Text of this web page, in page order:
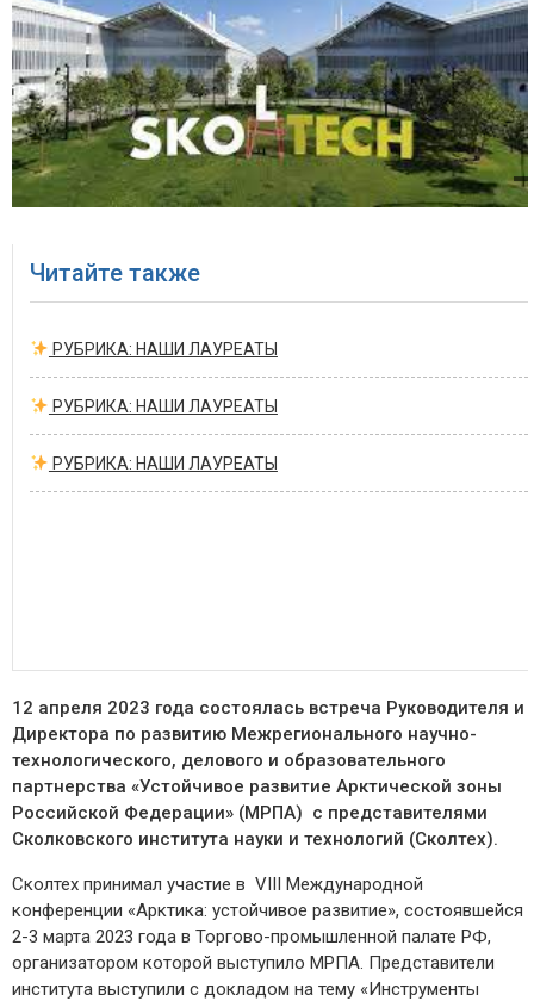
Читайте также
РУБРИКА: НАШИ ЛАУРЕАТЫ
РУБРИКА: НАШИ ЛАУРЕАТЫ
РУБРИКА: НАШИ ЛАУРЕАТЫ
12 апреля 2023 года состоялась встреча Руководителя и
Директора по развитию Межрегионального научно-
технологического, делового и образовательного
партнерства «Устойчивое развитие Арктической зоны
Российской Федерации» (МРПА) с представителями
Сколковского института науки и технологий (Сколтех).
Сколтех принимал участие в VIII Международной
конференции «Арктика: устойчивое развитие», состоявшейся
2-3 марта 2023 года в Торгово-промышленной палате РФ,
организатором которой выступило МРПА. Представители
института выступили с докладом на тему «Инструменты